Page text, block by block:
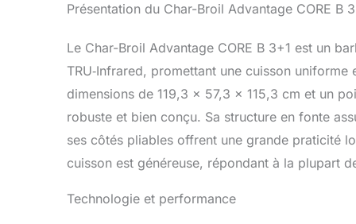
vous
chaque
simple
outil ! Des
grilles en
des lignes
résistantes
Présentation du Char-Broil Advantage CORE B
Le Char-Broil Advantage CORE B 3+1 est un
TRU‑Infrared, promettant une cuisson
dimensions de 119,3 x 57,3 x 115,3 cm et un
robuste et bien conçu. Sa structure en fonte
ses côtés pliables offrent une grande praticité
cuisson est généreuse, répondant à la plupart
Technologie et performance